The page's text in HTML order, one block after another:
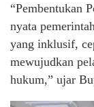
“Pembentukan
nyata
yang inklusif,
mewujudkan
hukum,” ujar